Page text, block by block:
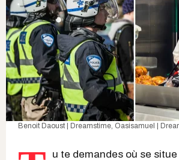
Benoit Daoust | Dreamstime, Oasisamuel |
u te demandes où se